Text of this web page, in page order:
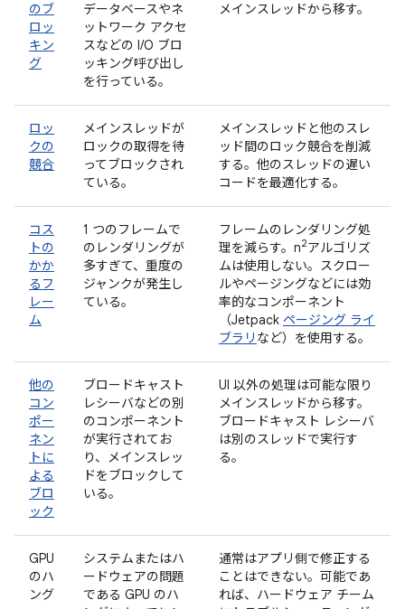
のブ
ロッ
キン
グ
データベースやネ
ットワーク アクセ
スなどの I/O ブロ
ッキング呼び出し
を行っている。
メインスレッドから移す。
ロッ
クの
競合
メインスレッドが
ロックの取得を待
ってブロックされ
ている。
メインスレッドと他のスレ
ッド間のロック競合を削減
する。他のスレッドの遅い
コードを最適化する。
コス
トの
かか
るフ
レー
ム
1 つのフレームで
のレンダリングが
多すぎて、重度の
ジャンクが発生し
ている。
フレームのレンダリング処
理を減らす。n2アルゴリズ
ムは使用しない。スクロー
ルやページングなどには効
率的なコンポーネント
（Jetpack ページング ライ
ブラリ など）を使用する。
他の
コン
ポー
ネン
トに
よる
ブロ
ック
ブロードキャスト
レシーバなどの別
のコンポーネント
が実行されてお
り、メインスレッ
ドをブロックして
いる。
UI 以外の処理は可能な限り
メインスレッドから移す。
ブロードキャスト レシーバ
は別のスレッドで実行す
る。
GPU
のハ
ング
システムまたはハ
ードウェアの問題
である GPU のハ
通常はアプリ側で修正する
ことはできない。可能であ
れば、ハードウェア チーム